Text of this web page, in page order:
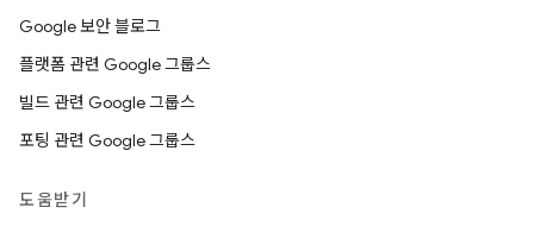
Google 보안 블로그
플랫폼 관련 Google 그룹스
빌드 관련 Google 그룹스
포팅 관련 Google 그룹스
도움받기